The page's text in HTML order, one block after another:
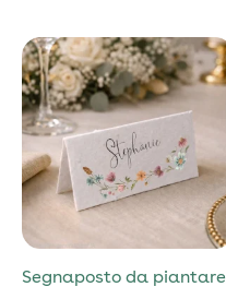
Segnaposto da piantare